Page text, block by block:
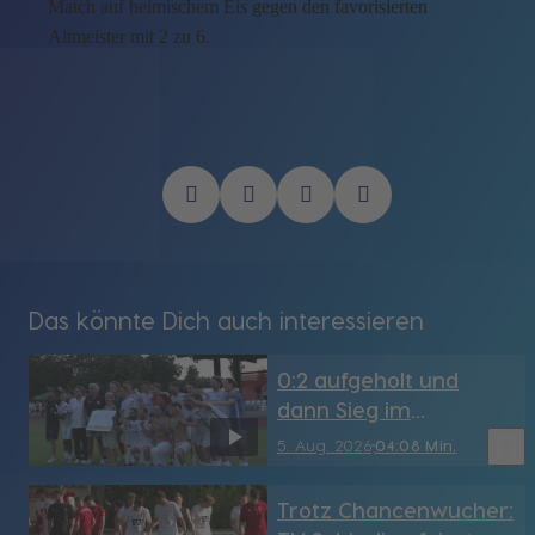
Match auf heimischem Eis gegen den favorisierten
Altmeister mit 2 zu 6.
Das könnte Dich auch interessieren
5. Aug. 202604:08 Min.
0:2 aufgeholt und
dann Sieg im
Elfmeterschießen: FC
Regionalligist Vilzing
aus dem Pokal
Trotz Chancenwucher: